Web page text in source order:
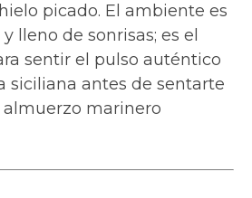
picado. El ambiente es
lleno de sonrisas; es el
sentir el pulso auténtico
siciliana antes de sentarte
marinero